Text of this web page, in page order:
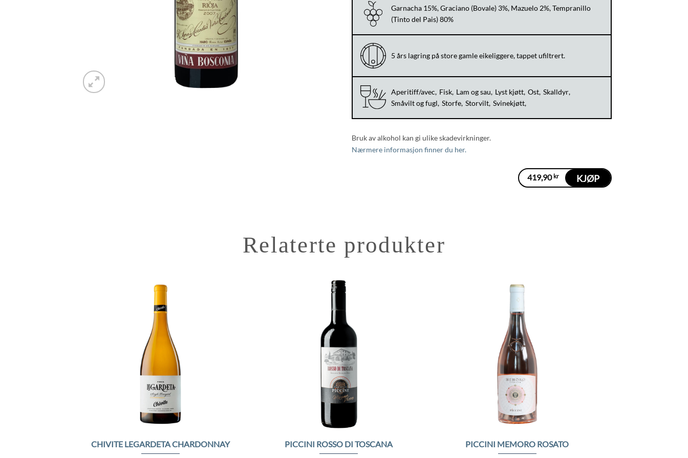
Garnacha 15%, Graciano (Bovale) 3%, Mazuelo 2%, Tempranillo
(Tinto del Pais) 80%
5 års lagring på store gamle eikeliggere, tappet ufiltrert.
Aperitiff/avec Fisk Lam og sau Lyst kjøtt Ost Skalldyr
Småvilt og fugl Storfe Storvilt Svinekjøtt
Bruk av alkohol kan gi ulike skadevirkninger.
Nærmere informasjon finner du her.
419,90 kr KJØP
Relaterte produkter
CHIVITE LEGARDETA CHARDONNAY PICCINI ROSSO DI TOSCANA PICCINI MEMORO ROSATO